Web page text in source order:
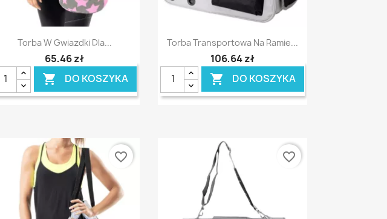
Szybki podgląd
Torba W Gwiazdki Dla...
65,46 zł
 DO KOSZYKA
Szybki podgląd
Torba Transportowa Na Ramie...
106,64 zł
 DO KOSZYKA
favorite_border favorite_border